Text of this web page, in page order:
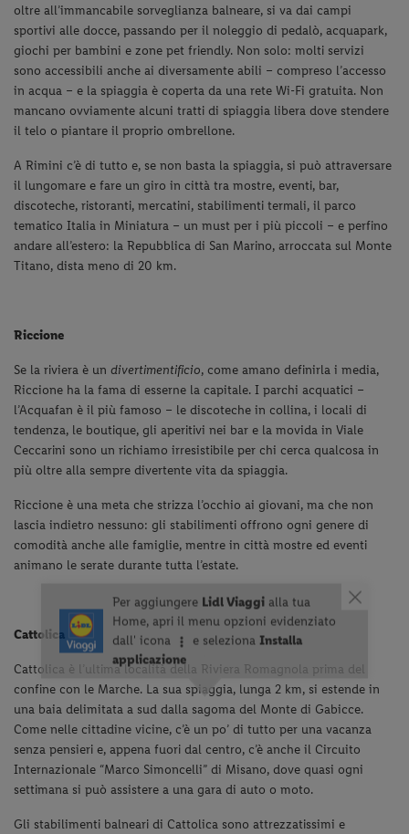
oltre all’immancabile sorveglianza balneare, si va dai campi
sportivi alle docce, passando per il noleggio di pedalò, acquapark,
giochi per bambini e zone pet friendly. Non solo: molti servizi
sono accessibili anche ai diversamente abili – compreso l’accesso
in acqua – e la spiaggia è coperta da una rete Wi-Fi gratuita. Non
mancano ovviamente alcuni tratti di spiaggia libera dove stendere
il telo o piantare il proprio ombrellone.
A Rimini c’è di tutto e, se non basta la spiaggia, si può attraversare
il lungomare e fare un giro in città tra mostre, eventi, bar,
discoteche, ristoranti, mercatini, stabilimenti termali, il parco
tematico Italia in Miniatura – un must per i più piccoli – e perfino
andare all’estero: la Repubblica di San Marino, arroccata sul Monte
Titano, dista meno di 20 km.
Riccione
Se la riviera è undivertimentificio, come amano definirla i media,
Riccione ha la fama di esserne la capitale. I parchi acquatici –
l’Acquafan è il più famoso – le discoteche in collina, i locali di
tendenza, le boutique, gli aperitivi nei bar e la movida in Viale
Ceccarini sono un richiamo irresistibile per chi cerca qualcosa in
più oltre alla sempre divertente vita da spiaggia.
Riccione è una meta che strizza l’occhio ai giovani, ma che non
lascia indietro nessuno: gli stabilimenti offrono ogni genere di
comodità anche alle famiglie, mentre in città mostre ed eventi
animano le serate durante tutta l’estate.
Cattolica
Cattolica è l’ultima località della Riviera Romagnola prima del
confine con le Marche. La sua spiaggia, lunga 2 km, si estende in
una baia delimitata a sud dalla sagoma del Monte di Gabicce.
Come nelle cittadine vicine, c’è un po’ di tutto per una vacanza
senza pensieri e, appena fuori dal centro, c’è anche il Circuito
Internazionale “Marco Simoncelli” di Misano, dove quasi ogni
settimana si può assistere a una gara di auto o moto.
Gli stabilimenti balneari di Cattolica sono attrezzatissimi e